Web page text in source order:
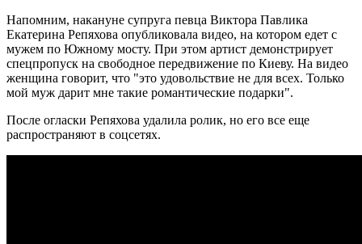
Напомним, накануне супруга певца Виктора Павлика
Екатерина Репяхова опубликовала видео, на котором едет с
мужем по Южному мосту. При этом артист демонстрирует
спецпропуск на свободное передвижение по Киеву. На видео
женщина говорит, что "это удовольствие не для всех. Только
мой муж дарит мне такие романтические подарки".
После огласки Репяхова удалила ролик, но его все еще
распространяют в соцсетях.